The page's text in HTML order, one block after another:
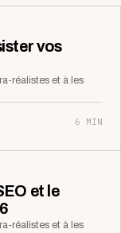
vos
réalistes et à les
6 MIN
et le
réalistes et à les